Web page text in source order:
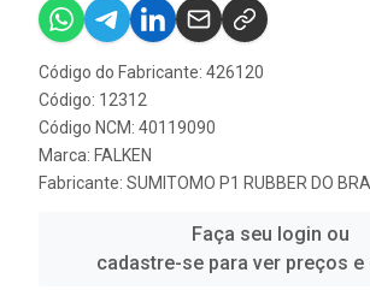
Código do Fabricante: 426120
Código: 12312
Código NCM: 40119090
Marca: FALKEN
Fabricante: SUMITOMO P1 RUBBER DO
Faça seu login ou
cadastre-se para ver preços